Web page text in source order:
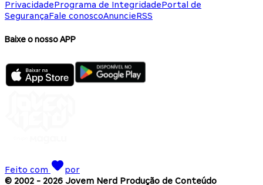
PrivacidadePrograma de IntegridadePortal de
SegurançaFale conoscoAnuncieRSS
Baixe o nosso APP
Feito com
por
© 2002 - 2026 Jovem Nerd Produção de Conteúdo